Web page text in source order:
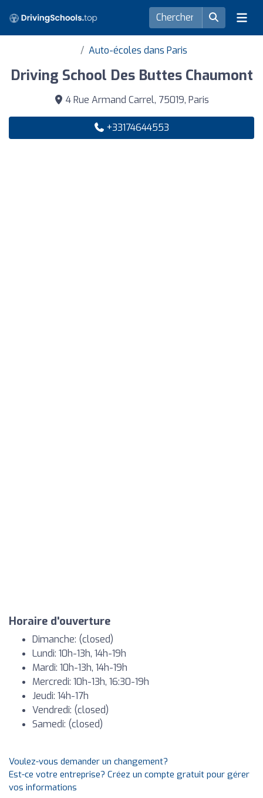
Auto-écoles dans Paris
Driving School Des Buttes Chaumont
4 Rue Armand Carrel, 75019, Paris
+33174644553
Horaire d'ouverture
Dimanche: (closed)
Lundi: 10h-13h, 14h-19h
Mardi: 10h-13h, 14h-19h
Mercredi: 10h-13h, 16:30-19h
Jeudi: 14h-17h
Vendredi: (closed)
Samedi: (closed)
Voulez-vous demander un changement?
Est-ce votre entreprise? Créez un compte gratuit pour gérer
vos informations